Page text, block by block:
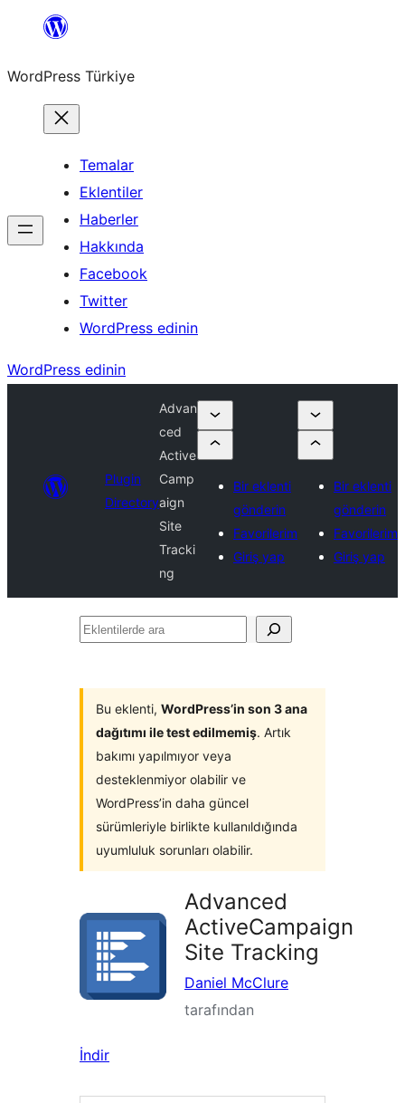
İçeriğe
WordPress Türkiye
Temalar
Eklentiler
Haberler
Hakkında
Facebook
Twitter
WordPress edinin
WordPress edinin
Plugin
Directory
Advan
ced
Active
Camp
aign
Site
Tracki
ng
Bir eklenti
gönderin
Favorilerim
Giriş yap
Bir eklenti
gönderin
Favorilerim
Giriş yap
Eklentilerde
Bu eklenti, WordPress’in son 3 ana
dağıtımı ile test edilmemiş. Artık
bakımı yapılmıyor veya
desteklenmiyor olabilir ve
WordPress’in daha güncel
sürümleriyle birlikte kullanıldığında
uyumluluk sorunları olabilir.
Advanced
ActiveCampaign
Site Tracking
Daniel McClure
tarafından
İndir